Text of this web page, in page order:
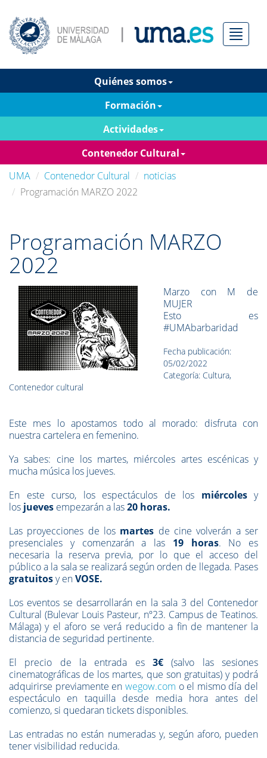
Menú
Quiénes somos
Formación
Actividades
Contenedor Cultural
UMA
Contenedor Cultural
noticias
Programación MARZO 2022
Programación MARZO
2022
Marzo con M de
MUJER
Esto es
#UMAbarbaridad
Fecha publicación:
05/02/2022
Categoría: Cultura,
Contenedor cultural
Este mes lo apostamos todo al morado: disfruta con
nuestra cartelera en femenino.
Ya sabes: cine los martes, miércoles artes escénicas y
mucha música los jueves.
En este curso, los espectáculos de los miércolesy
los jueves empezarán a las20 horas.
Las proyecciones de los martes de cine volverán a ser
presenciales y comenzarán a las 19 horas. No es
necesaria la reserva previa, por lo que el acceso del
público a la sala se realizará según orden de llegada. Pases
gratuitosy enVOSE.
Los eventos se desarrollarán en la sala 3 del Contenedor
Cultural (Bulevar Louis Pasteur, nº23. Campus de Teatinos.
Málaga) y el aforo se verá reducido a fin de mantener la
distancia de seguridad pertinente.
El precio de la entrada es 3€(salvo las sesiones
cinematográficas de los martes, que son gratuitas) y podrá
adquirirse previamente en wegow.com o el mismo día del
espectáculo en taquilla desde media hora antes del
comienzo, si quedaran tickets disponibles.
Las entradas no están numeradas y, según aforo, pueden
tener visibilidad reducida.